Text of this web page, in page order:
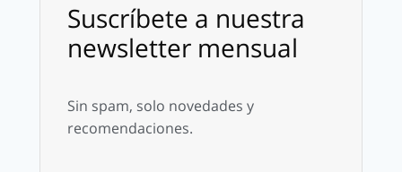
Suscríbete a nuestra
newsletter mensual
Sin spam, solo novedades y
recomendaciones.